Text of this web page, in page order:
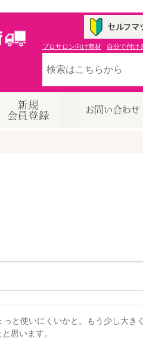
プロサロン向け商材 自分で付け
と使いにくいかと。もう少し大き
思います。